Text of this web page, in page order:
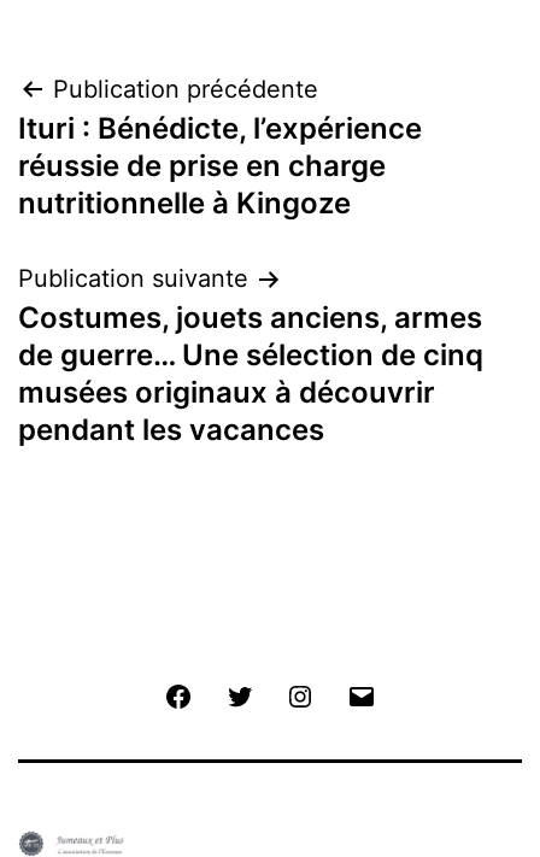
Navigation
de
l’article
Publication précédente
Ituri : Bénédicte, l’expérience
réussie de prise en charge
nutritionnelle à Kingoze
Publication suivante
Costumes, jouets anciens, armes
de guerre… Une sélection de cinq
musées originaux à découvrir
pendant les vacances
FacebookTwitter Instagram